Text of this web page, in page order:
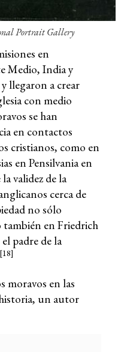
Portrait Gallery
en
Medio, India y
llegaron a crear
con medio
se han
en contactos
cristianos, como en
en Pensilvania en
validez de la
cerca de
no sólo
también en Friedrich
padre de la
[18]
moravos en las
un autor